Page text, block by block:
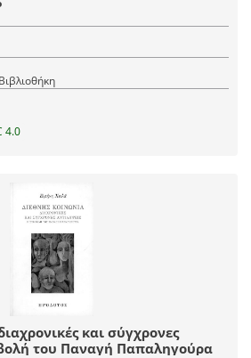
4.0
και σύγχρονες
του Παναγή Παπαληγούρα